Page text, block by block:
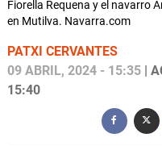
Fiorella Requena y el navarro
en Mutilva. Navarra.com
PATXI CERVANTES
09 ABRIL, 2024 - 15:35 |
15:40